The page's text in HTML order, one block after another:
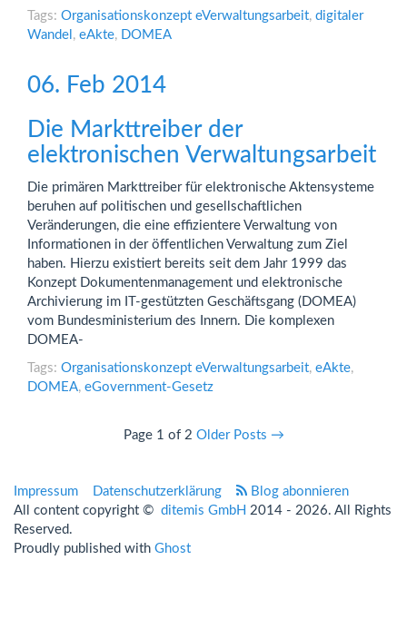
Tags: Organisationskonzept eVerwaltungsarbeit, digitaler
Wandel , eAkte, DOMEA
06. Feb 2014
Die Markttreiber der
elektronischen Verwaltungsarbeit
Die primären Markttreiber für elektronische Aktensysteme
beruhen auf politischen und gesellschaftlichen
Veränderungen, die eine effizientere Verwaltung von
Informationen in der öffentlichen Verwaltung zum Ziel
haben. Hierzu existiert bereits seit dem Jahr 1999 das
Konzept Dokumentenmanagement und elektronische
Archivierung im IT-gestützten Geschäftsgang (DOMEA)
vom Bundesministerium des Innern. Die komplexen
DOMEA-
Tags: Organisationskonzept eVerwaltungsarbeit, eAkte,
DOMEA, eGovernment-Gesetz
Page 1 of 2 Older Posts →
Impressum Datenschutzerklärung
Blog abonnieren
All content copyright © ditemis GmbH 2014 - 2026. All Rights
Reserved.
Proudly published with Ghost